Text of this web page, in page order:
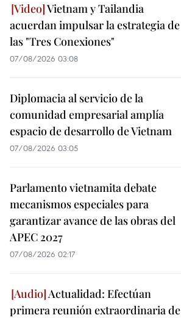
Vietnam y Tailandia
acuerdan impulsar la estrategia de
las "Tres Conexiones"
07/08/2026 03:08
Diplomacia al servicio de la
comunidad empresarial amplía
espacio de desarrollo de Vietnam
07/08/2026 03:05
Parlamento vietnamita debate
mecanismos especiales para
garantizar avance de las obras del
APEC 2027
07/08/2026 02:17
Actualidad: Efectúan
primera reunión extraordinaria de